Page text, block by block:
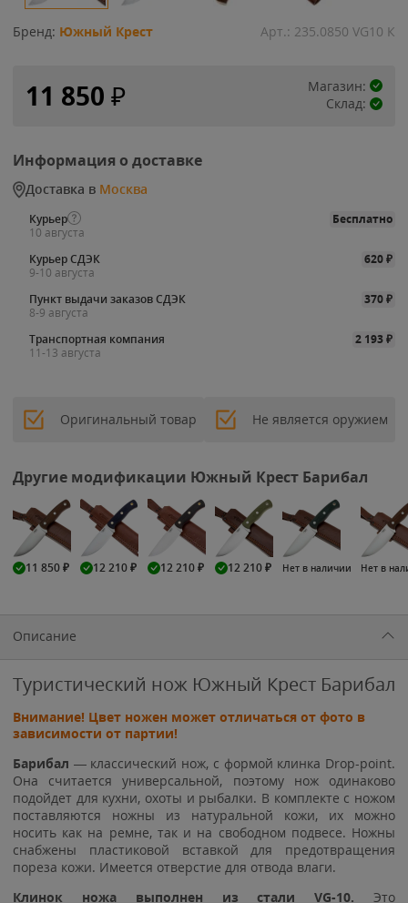
Бренд: Южный Крест Арт.: 235.0850 VG10 К
11 850 ₽
Магазин:
Склад:
Информация о доставке
Доставка в Москва
Курьер
Бесплатно
10 августа
Курьер СДЭК
620₽
9-10 августа
Пункт выдачи заказов СДЭК
370₽
8-9 августа
Транспортная компания
2 193₽
11-13 августа
Оригинальный товар Не является оружием
Другие модификации Южный Крест Барибал
11 850₽ 12 210₽ 12 210₽ 12 210₽ Нет в наличии Нет в
Описание
Туристический нож Южный Крест Барибал
Внимание! Цвет ножен может отличаться от фото в
зависимости от партии!
Барибал — классический нож, с формой клинка Drop-point.
Она считается универсальной, поэтому нож одинаково
подойдет для кухни, охоты и рыбалки. В комплекте с ножом
поставляются ножны из натуральной кожи, их можно
носить как на ремне, так и на свободном подвесе. Ножны
снабжены пластиковой вставкой для предотвращения
пореза кожи. Имеется отверстие для отвода влаги.
Клинок ножа выполнен из стали VG-10. Это